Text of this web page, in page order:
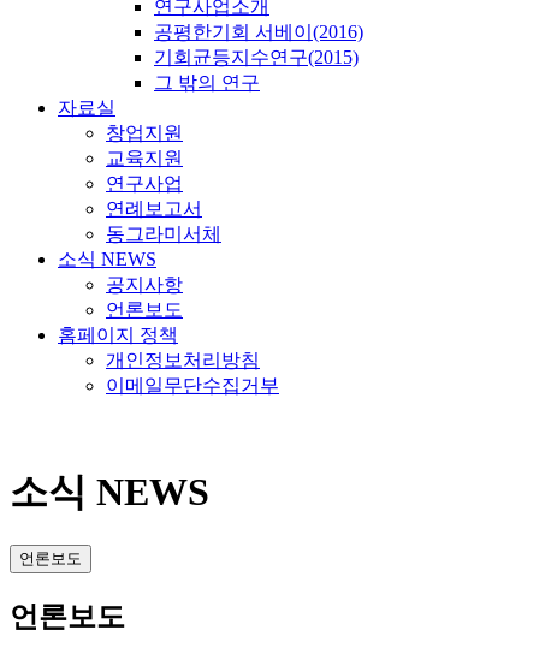
연구사업소개
공평한기회 서베이(2016)
기회균등지수연구(2015)
그 밖의 연구
자료실
창업지원
교육지원
연구사업
연례보고서
동그라미서체
소식 NEWS
공지사항
언론보도
홈페이지 정책
개인정보처리방침
이메일무단수집거부
소식 NEWS
언론보도
언론보도